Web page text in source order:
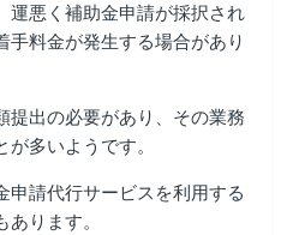
運悪く補助金申請が採択され
手料金が発生する場合があり
提出の必要があり、その業務
多いようです。
申請代行サービスを利用する
ります。